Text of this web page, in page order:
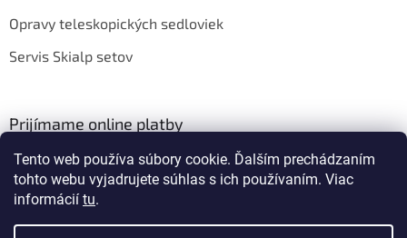
Tento web používa súbory cookie. Ďalším prechádzaním
tohto webu vyjadrujete súhlas s ich používaním. Viac
informácií tu.
Opravy teleskopických sedloviek
Servis Skialp setov
Prijímame online platby